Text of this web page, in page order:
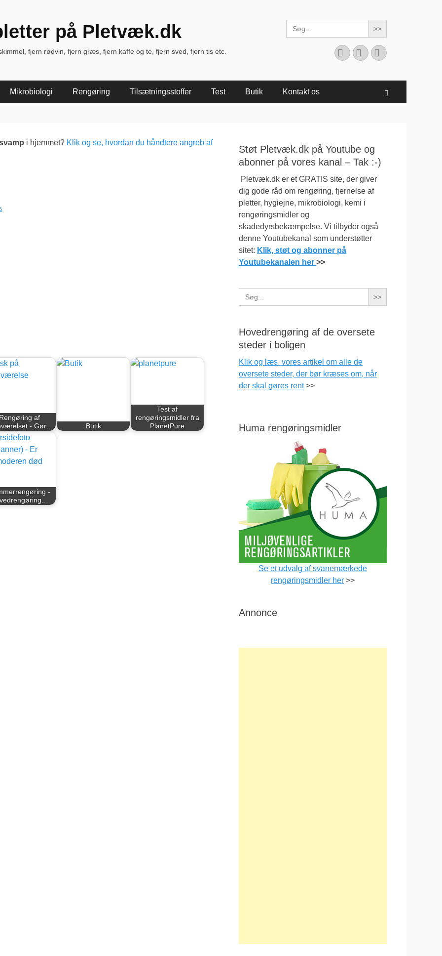
på Pletvæk.dk
fjern rødvin, fjern græs, fjern kaffe og te, fjern sved, fjern tis etc.
Search
for:
Facebook
YouTubeInstagram
Mikrobiologi Rengøring Tilsætningsstoffer Test Butik Kontakt os
i hjemmet? Klik og se, hvordan du håndtere angreb af
Rengøring af
- Gør…
Butik
Test af
rengøringsmidler fra
PlanetPure
-
Støt Pletvæk.dk på Youtube og
abonner på vores kanal – Tak :-)
Pletvæk.dk er et GRATIS site, der giver
dig gode råd om rengøring, fjernelse af
pletter, hygiejne, mikrobiologi, kemi i
rengøringsmidler og
skadedyrsbekæmpelse. Vi tilbyder også
denne Youtubekanal som understøtter
sitet: Klik, støt og abonner på
Youtubekanalen her >>
Search
for:
Hovedrengøring af de oversete
steder i boligen
Klik og læs vores artikel om alle de
oversete steder, der bør kræses om, når
der skal gøres rent>>
Huma rengøringsmidler
Se et udvalg af svanemærkede
rengøringsmidler her >>
Annonce